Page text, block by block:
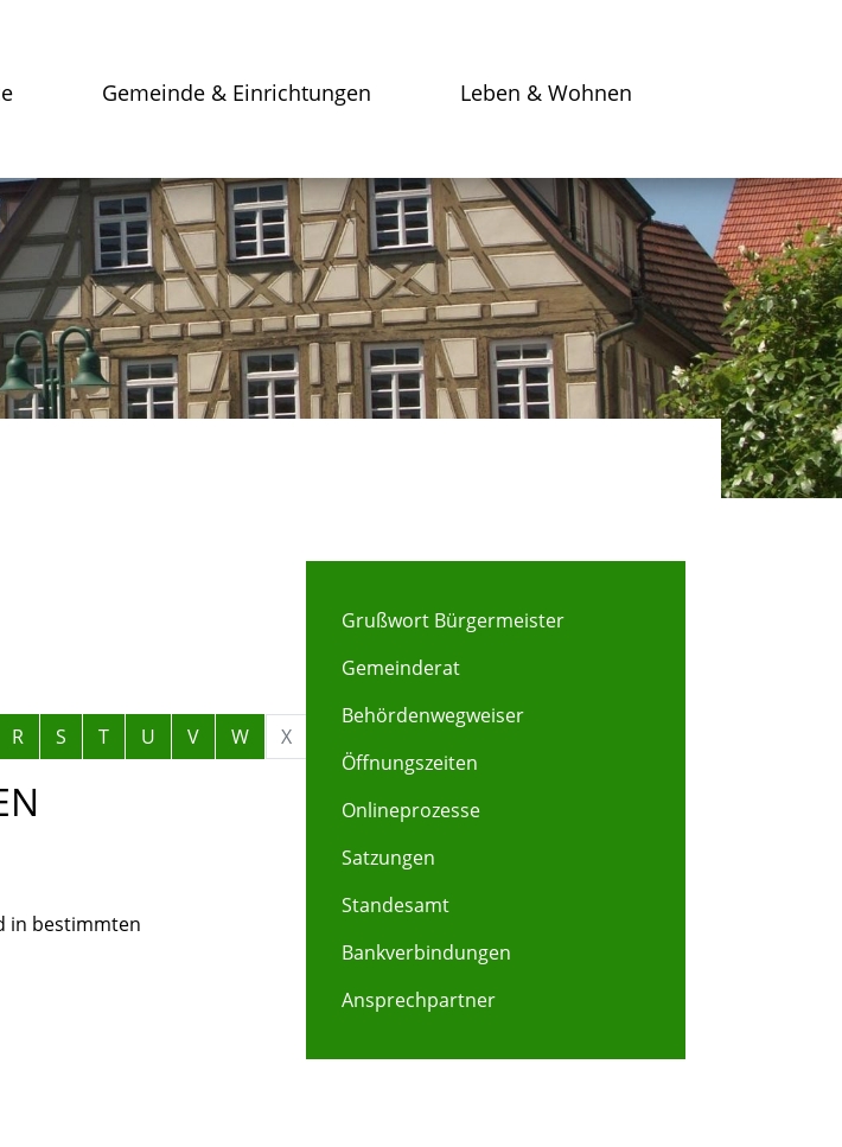
Gemeinde & Einrichtungen Leben & Wohnen
R S T U V W X
in bestimmten
Grußwort Bürgermeister
Gemeinderat
Behördenwegweiser
Öffnungszeiten
Onlineprozesse
Satzungen
Standesamt
Bankverbindungen
Ansprechpartner